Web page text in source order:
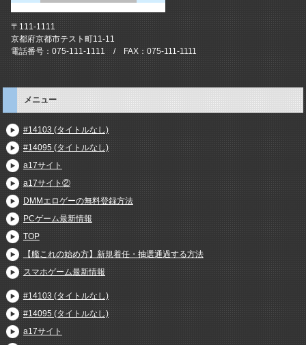
〒111-1111
京都府京都市テスト町11-11
電話番号：075-111-1111 / FAX：075-111-1111
メニュー
#14103 (タイトルなし)
#14095 (タイトルなし)
a17サイト
a17サイト②
DMMエロゲーの無料登録方法
PCゲーム最新情報
TOP
【艦これの始め方】新規着任・抽選通過する方法
スマホゲーム最新情報
#14103 (タイトルなし)
#14095 (タイトルなし)
a17サイト